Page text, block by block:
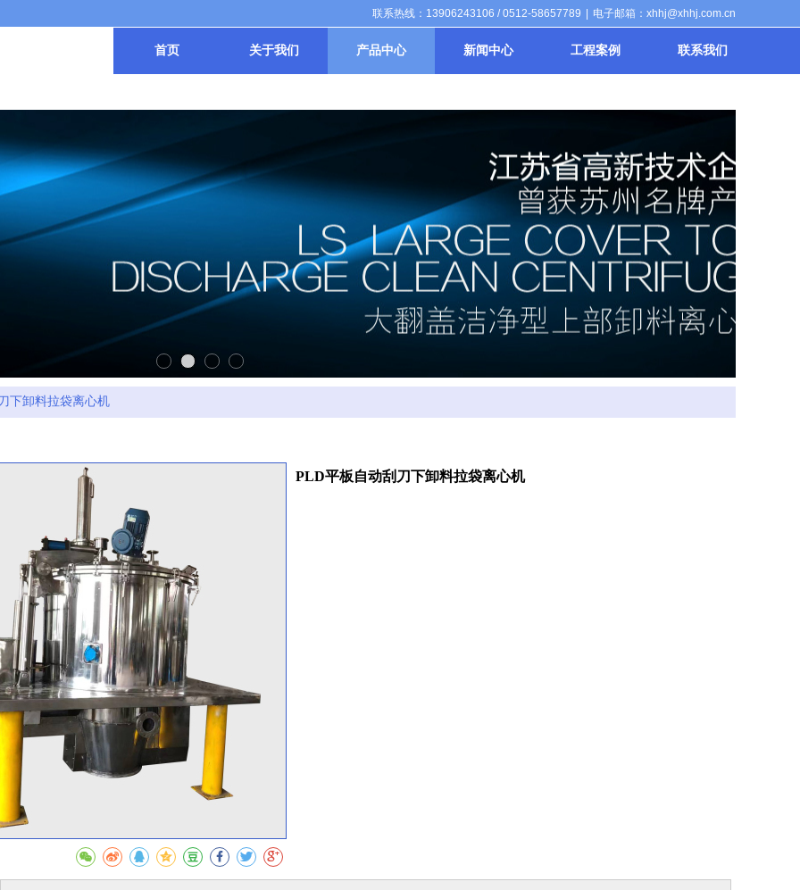
首页 关于我们 产品中心 新闻中心 工程案例 联系我们
联系热线：13906243106 / 0512-58657789 电子邮箱：xhhj@xhhj.com.cn
下卸料拉袋离心机
PLD平板自动刮刀下卸料拉袋离心机